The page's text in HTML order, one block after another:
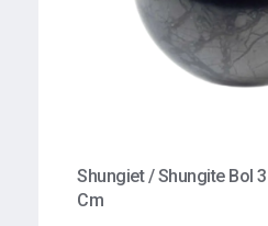
Shungiet / Shungite Bol 3
Cm